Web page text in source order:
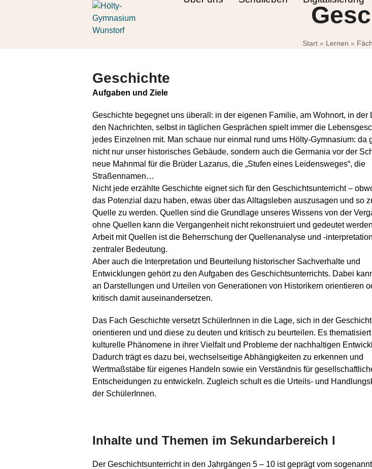
Open
mobile
Close
mobile
Start » Lernen »
Geschichte
Aufgaben und Ziele
Geschichte begegnet uns überall: in der eigenen Familie, am Wohnort, in der
den Nachrichten, selbst in täglichen Gesprächen spielt immer die
jedes Einzelnen mit. Man schaue nur einmal rund ums Hölty-Gymnasium: da
nicht nur unser historisches Gebäude, sondern auch die Germania vor der
neue Mahnmal für die Brüder Lazarus, die „Stufen eines Leidensweges“, die
Straßennamen…
Nicht jede erzählte Geschichte eignet sich für den Geschichtsunterricht –
das Potenzial dazu haben, etwas über das Alltagsleben auszusagen und so
Quelle zu werden. Quellen sind die Grundlage unseres Wissens von der
ohne Quellen kann die Vergangenheit nicht rekonstruiert und gedeutet
Arbeit mit Quellen ist die Beherrschung der Quellenanalyse und -
zentraler Bedeutung.
Aber auch die Interpretation und Beurteilung historischer Sachverhalte und
Entwicklungen gehört zu den Aufgaben des Geschichtsunterrichts. Dabei
an Darstellungen und Urteilen von Generationen von Historikern orientieren
kritisch damit auseinandersetzen.
Das Fach Geschichte versetzt SchülerInnen in die Lage, sich in der
orientieren und und diese zu deuten und kritisch zu beurteilen. Es
kulturelle Phänomene in ihrer Vielfalt und Probleme der nachhaltigen
Dadurch trägt es dazu bei, wechselseitige Abhängigkeiten zu erkennen und
Wertmaßstäbe für eigenes Handeln sowie ein Verständnis für
Entscheidungen zu entwickeln. Zugleich schult es die Urteils- und
der SchülerInnen.
Inhalte und Themen im Sekundarbereich I
Der Geschichtsunterricht in den Jahrgängen 5 – 10 ist geprägt vom